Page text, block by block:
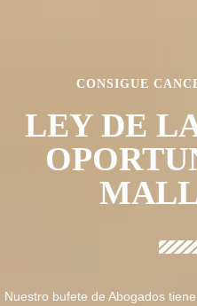
CONSIGUE
LEY DE
Nuestro bufete de Abogados